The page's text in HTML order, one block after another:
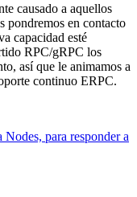
causado a aquellos
pondremos en contacto
capacidad esté
RPC/gRPC los
así que le animamos a
continuo ERPC.
para responder a